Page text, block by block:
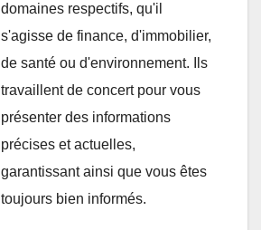
domaines respectifs, qu'il
s'agisse de finance, d'immobilier,
de santé ou d'environnement. Ils
travaillent de concert pour vous
présenter des informations
précises et actuelles,
garantissant ainsi que vous êtes
toujours bien informés.